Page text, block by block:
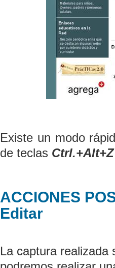
Existe un modo
de teclas Ctrl.+Alt+Z
ACCIONES
Editar
La captura realizada